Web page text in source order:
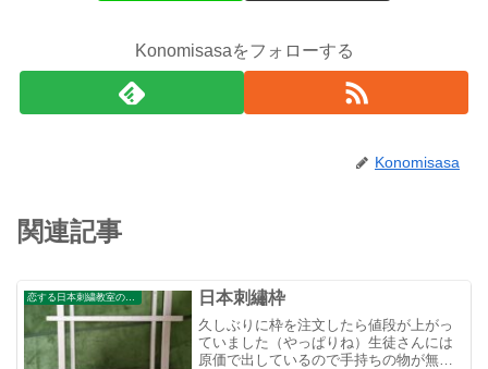
Konomisasaをフォローする
Konomisasa
関連記事
恋する日本刺繍教室のブログ 日本刺繡枠
久しぶりに枠を注文したら値段が上がっ
ていました（やっぱりね）生徒さんには
原価で出しているので手持ちの物が無く